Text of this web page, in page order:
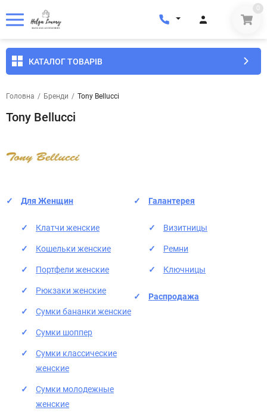
0
КАТАЛОГ ТОВАРІВ
Головна / Бренди / Tony Bellucci
Tony Bellucci
Для Женщин
Клатчи женские
Кошельки женские
Портфели женские
Рюкзаки женские
Сумки бананки женские
Сумки шоппер
Сумки классические
женские
Сумки молодежные
женские
Галантерея
Визитницы
Ремни
Ключницы
Распродажа